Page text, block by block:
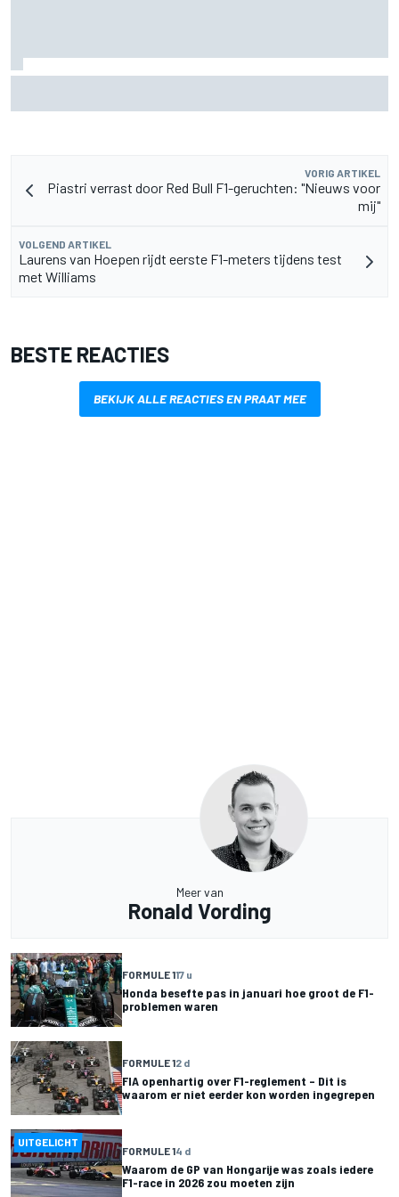
VORIG ARTIKEL
Piastri verrast door Red Bull F1-geruchten: "Nieuws voor
mij"
VOLGEND ARTIKEL
Laurens van Hoepen rijdt eerste F1-meters tijdens test
met Williams
BESTE REACTIES
BEKIJK ALLE REACTIES EN PRAAT MEE
Meer van
Ronald Vording
FORMULE 117 u
Honda besefte pas in januari hoe groot de F1-
problemen waren
FORMULE 12 d
FIA openhartig over F1-reglement – Dit is
waarom er niet eerder kon worden ingegrepen
UITGELICHT
FORMULE 14 d
Waarom de GP van Hongarije was zoals iedere
F1-race in 2026 zou moeten zijn